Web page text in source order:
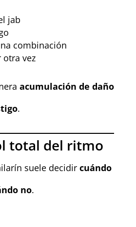
jab
combinación
otra vez
acumulación de daño
.
total del ritmo
suele decidir cuándo
no.